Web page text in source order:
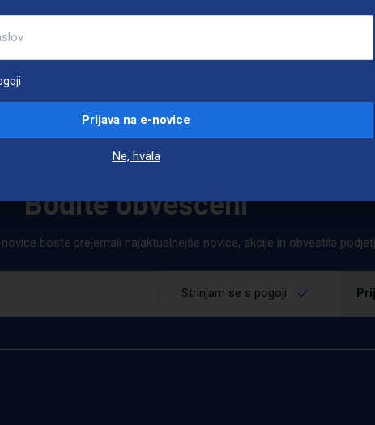
Bodite obveščeni
boste prejemali najaktualnejše novice, akcije in obvestila
Strinjam se s pogoji
Prijava na e-novice
Ne, hvala